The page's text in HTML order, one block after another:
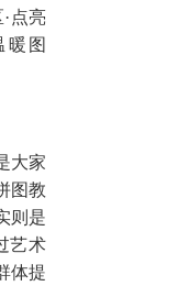
点亮
暖图
大家
图教
则是
艺术
体提